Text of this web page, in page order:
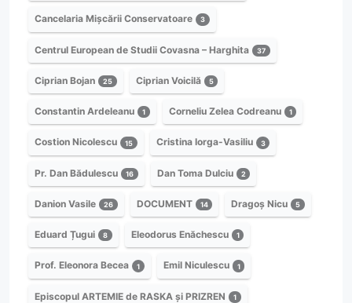
Cancelaria Mișcării Conservatoare 3
Centrul European de Studii Covasna – Harghita 37
Ciprian Bojan 25 Ciprian Voicilă 5
Constantin Ardeleanu 1 Corneliu Zelea Codreanu 1
Costion Nicolescu 15 Cristina Iorga-Vasiliu 3
Pr. Dan Bădulescu 16 Dan Toma Dulciu 2
Danion Vasile 26 DOCUMENT 14 Dragoș Nicu 5
Eduard Țugui 8 Eleodorus Enăchescu 1
Prof. Eleonora Becea 1 Emil Niculescu 1
Episcopul ARTEMIE de RASKA și PRIZREN 1